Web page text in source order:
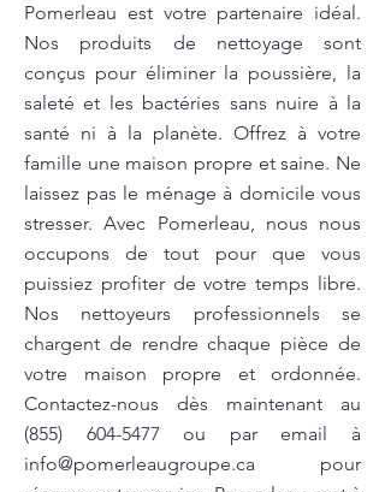
Pomerleau est votre partenaire idéal.
Nos produits de nettoyage sont
conçus pour éliminer la poussière, la
saleté et les bactéries sans nuire à la
santé ni à la planète. Offrez à votre
famille une maison propre et saine. Ne
laissez pas le ménage à domicile vous
stresser. Avec Pomerleau, nous nous
occupons de tout pour que vous
puissiez profiter de votre temps libre.
Nos nettoyeurs professionnels se
chargent de rendre chaque pièce de
votre maison propre et ordonnée.
Contactez-nous dès maintenant au
(855) 604-5477 ou par email à
info@pomerleaugroupe.ca pour